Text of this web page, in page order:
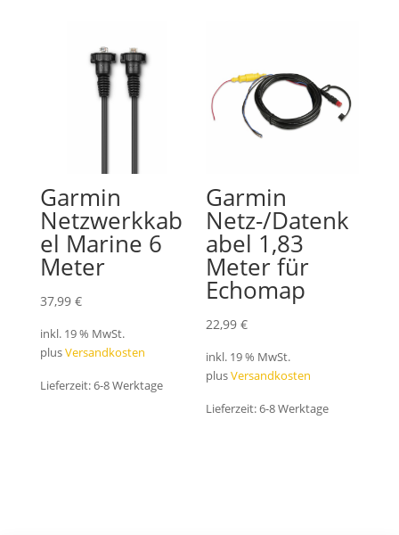
Garmin
Netzwerkkab
el Marine 6
Meter
37,99 €
inkl. 19 % MwSt.
plusVersandkosten
Lieferzeit:6-8 Werktage
Garmin
Netz-/Datenk
abel 1,83
Meter für
Echomap
22,99€
inkl. 19 % MwSt.
plusVersandkosten
Lieferzeit:6-8 Werktage